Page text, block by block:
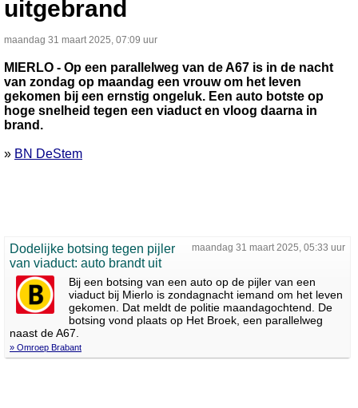
uitgebrand
maandag 31 maart 2025, 07:09 uur
MIERLO - Op een parallelweg van de A67 is in de nacht
van zondag op maandag een vrouw om het leven
gekomen bij een ernstig ongeluk. Een auto botste op
hoge snelheid tegen een viaduct en vloog daarna in
brand.
» BN DeStem
maandag 31 maart 2025, 05:33 uur
Dodelijke botsing tegen pijler
van viaduct: auto brandt uit
Bij een botsing van een auto op de pijler van een
viaduct bij Mierlo is zondagnacht iemand om het leven
gekomen. Dat meldt de politie maandagochtend. De
botsing vond plaats op Het Broek, een parallelweg
naast de A67.
» Omroep Brabant